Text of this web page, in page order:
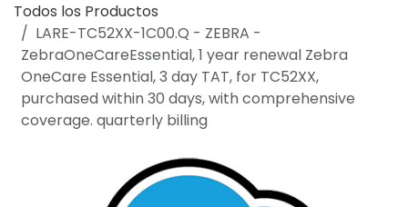
Todos los Productos
LARE-TC52XX-1C00.Q - ZEBRA -
ZebraOneCareEssential, 1 year renewal Zebra
OneCare Essential, 3 day TAT, for TC52XX,
purchased within 30 days, with comprehensive
coverage. quarterly billing